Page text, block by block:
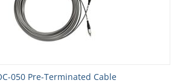
050 Pre-Terminated Cable